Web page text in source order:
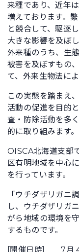
来種であり、近年
増えております。
と競合して、駆逐
大きな影響を及ぼ
外来種のうち、生
被害を及ぼすもの
て、外来生物法に
この実態を踏まえ
活動の促進を目的
査・防除活動を多
的に取り組みます。
OISCA北海道支部
区有明地域を中心
を行っています。
「ウチダザリガニ
し、ウチダザリガ
がら地域の環境を
するものです。
[開催日時] 7月